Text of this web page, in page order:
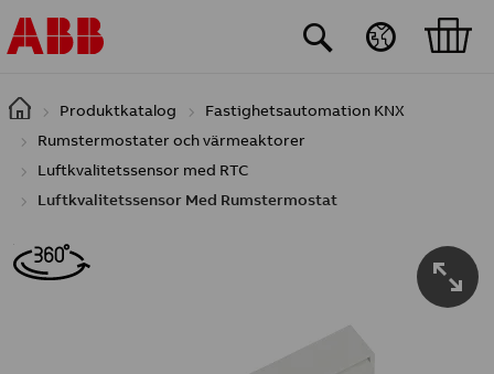
Hoppa till huvudinnehåll
Produktkatalog
Fastighetsautomation KNX
Rumstermostater och värmeaktorer
Luftkvalitetssensor med RTC
Luftkvalitetssensor Med Rumstermostat